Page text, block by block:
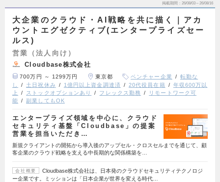
掲載期間 26/08/03～26/08/16
大企業のクラウド・AI戦略を共に描く｜アカ
ウントエグゼクティブ(エンタープライズセー
ルス)
営業（法人向け）
Cloudbase株式会社
700万円 ～ 1299万円 東京都 ベンチャー企業
転勤な
し
土日祝休み 1億円以上資金調達済 20代役員在籍
年収600万以
上
ストックオプションあり フレックス勤務
リモートワーク可
能
副業してもOK
エンタープライズ領域を中心に、クラウド
セキュリティ基盤「Cloudbase」の提案
営業を担当いただき…
新規クライアントの開拓から導入後のアップセル・クロスセルまでを通じて、顧
客企業のクラウド戦略を支える中長期的な関係構築を…
会社概要
Cloudbase株式会社は、日本発のクラウドセキュリティテクノロジ
ー企業です。ミッションは「日本企業が世界を変える時代…